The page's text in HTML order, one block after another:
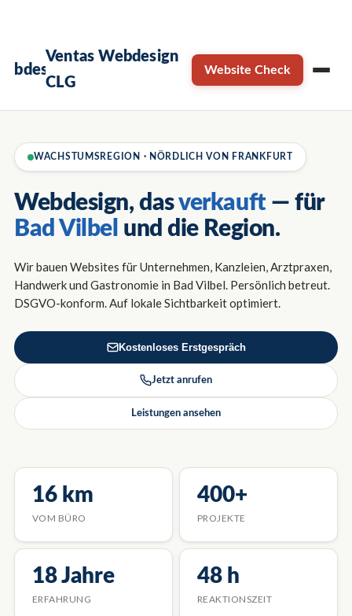
Ventas Webdesign
CLG
Website Check
WACHSTUMSREGION · NÖRDLICH VON FRANKFURT
Webdesign, dasverkauft— für
Bad Vilbel und die Region.
Wir bauen Websites für Unternehmen, Kanzleien, Arztpraxen,
Handwerk und Gastronomie in Bad Vilbel. Persönlich betreut.
DSGVO-konform. Auf lokale Sichtbarkeit optimiert.
Kostenloses Erstgespräch
Jetzt anrufen
Leistungen ansehen
16 km
VOM BÜRO
400+
PROJEKTE
18 Jahre
ERFAHRUNG
48 h
REAKTIONSZEIT